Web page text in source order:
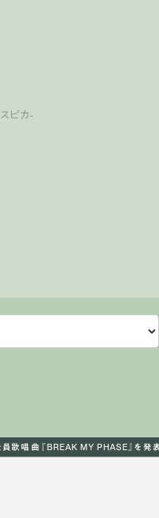
員歌唱曲『BREAK MY PHASE』を発
ピカ-